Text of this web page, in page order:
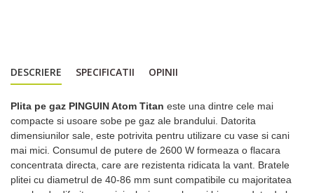
DESCRIERE SPECIFICATII OPINII
Plita pe gaz PINGUIN Atom Titan este una dintre cele mai
compacte si usoare sobe pe gaz ale brandului. Datorita
dimensiunilor sale, este potrivita pentru utilizare cu vase si cani
mai mici. Consumul de putere de 2600 W formeaza o flacara
concentrata directa, care are rezistenta ridicata la vant. Bratele
plitei cu diametrul de 40-86 mm sunt compatibile cu majoritatea